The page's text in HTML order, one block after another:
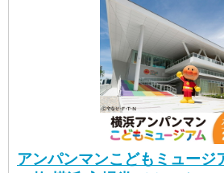
(一部に乳成分・小麦・卵・大豆を含む)
ラ・リッチミルク：チョコレー
ス、カカオバター、全粉乳)(ベル
粉、バター、クリーム、砂糖、
アパウダー、卵、転化糖／乳化
成分・小麦・卵・大豆を含む) パリトロ・スイート：
チョコレート(カカオマス、砂糖
コアパウダー)(ベルギー製造)、
アンパンマンこどもミュージ